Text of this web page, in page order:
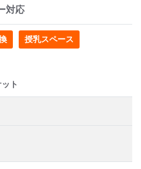
対応
授乳スペース
ト